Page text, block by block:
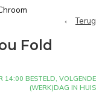
Terug
Fold
14:00 BESTELD, VOLGENDE
(WERK)DAG IN HUIS